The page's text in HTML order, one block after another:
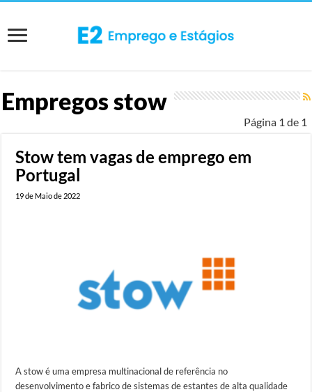
Empregosstow
Página 1 de 1
Stow tem vagas de emprego em
Portugal
19 de Maio de 2022
A stow é uma empresa multinacional de referência no
desenvolvimento e fabrico de sistemas de estantes de alta qualidade